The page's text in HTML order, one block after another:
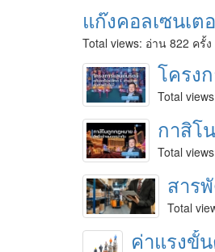
แก๊งคอลเซนเต
Total views: อ่าน 822 ครั้ง
โครง
Total
กาสิโ
Total
สาร
Total
ค่าแรงขั้